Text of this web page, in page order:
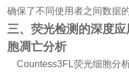
确保了不同使用者之间数据
三、荧光检测的深度
胞凋亡分析
Countess3FL荧光细胞分